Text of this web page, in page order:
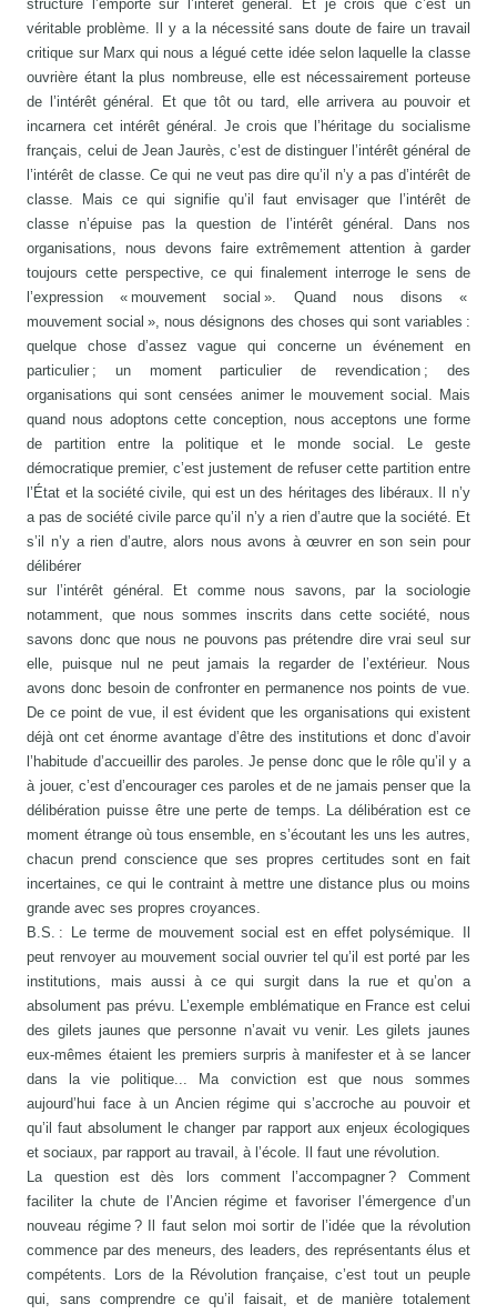
structure l’emporte sur l’intérêt général. Et je crois que c’est un
véritable problème. Il y a la nécessité sans doute de faire un travail
critique sur Marx qui nous a légué cette idée selon laquelle la classe
ouvrière étant la plus nombreuse, elle est nécessairement porteuse
de l’intérêt général. Et que tôt ou tard, elle arrivera au pouvoir et
incarnera cet intérêt général. Je crois que l’héritage du socialisme
français, celui de Jean Jaurès, c’est de distinguer l’intérêt général de
l’intérêt de classe. Ce qui ne veut pas dire qu’il n’y a pas d’intérêt de
classe. Mais ce qui signifie qu’il faut envisager que l’intérêt de
classe n’épuise pas la question de l’intérêt général. Dans nos
organisations, nous devons faire extrêmement attention à garder
toujours cette perspective, ce qui finalement interroge le sens de
l’expression « mouvement social ». Quand nous disons «
mouvement social », nous désignons des choses qui sont variables :
quelque chose d’assez vague qui concerne un événement en
particulier ; un moment particulier de revendication ; des
organisations qui sont censées animer le mouvement social. Mais
quand nous adoptons cette conception, nous acceptons une forme
de partition entre la politique et le monde social. Le geste
démocratique premier, c’est justement de refuser cette partition entre
l’État et la société civile, qui est un des héritages des libéraux. Il n’y
a pas de société civile parce qu’il n’y a rien d’autre que la société. Et
s’il n’y a rien d’autre, alors nous avons à œuvrer en son sein pour
délibérer
sur l’intérêt général. Et comme nous savons, par la sociologie
notamment, que nous sommes inscrits dans cette société, nous
savons donc que nous ne pouvons pas prétendre dire vrai seul sur
elle, puisque nul ne peut jamais la regarder de l’extérieur. Nous
avons donc besoin de confronter en permanence nos points de vue.
De ce point de vue, il est évident que les organisations qui existent
déjà ont cet énorme avantage d’être des institutions et donc d’avoir
l’habitude d’accueillir des paroles. Je pense donc que le rôle qu’il y a
à jouer, c’est d’encourager ces paroles et de ne jamais penser que la
délibération puisse être une perte de temps. La délibération est ce
moment étrange où tous ensemble, en s’écoutant les uns les autres,
chacun prend conscience que ses propres certitudes sont en fait
incertaines, ce qui le contraint à mettre une distance plus ou moins
grande avec ses propres croyances.
B.S. : Le terme de mouvement social est en effet polysémique. Il
peut renvoyer au mouvement social ouvrier tel qu’il est porté par les
institutions, mais aussi à ce qui surgit dans la rue et qu’on a
absolument pas prévu. L’exemple emblématique en France est celui
des gilets jaunes que personne n’avait vu venir. Les gilets jaunes
eux-mêmes étaient les premiers surpris à manifester et à se lancer
dans la vie politique... Ma conviction est que nous sommes
aujourd’hui face à un Ancien régime qui s’accroche au pouvoir et
qu’il faut absolument le changer par rapport aux enjeux écologiques
et sociaux, par rapport au travail, à l’école. Il faut une révolution.
La question est dès lors comment l’accompagner ? Comment
faciliter la chute de l’Ancien régime et favoriser l’émergence d’un
nouveau régime ? Il faut selon moi sortir de l’idée que la révolution
commence par des meneurs, des leaders, des représentants élus et
compétents. Lors de la Révolution française, c’est tout un peuple
qui, sans comprendre ce qu’il faisait, et de manière totalement